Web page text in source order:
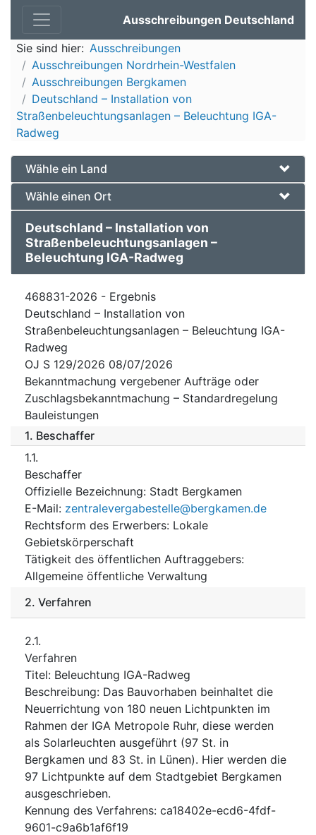
Ausschreibungen Deutschland
Sie sind hier: Ausschreibungen
Ausschreibungen Nordrhein-Westfalen
Ausschreibungen Bergkamen
Deutschland – Installation von
Straßenbeleuchtungsanlagen – Beleuchtung IGA-
Radweg
Wähle ein Land
Wähle einen Ort
Deutschland – Installation von
Straßenbeleuchtungsanlagen –
Beleuchtung IGA-Radweg
468831-2026 - Ergebnis
Deutschland – Installation von
Straßenbeleuchtungsanlagen – Beleuchtung IGA-
Radweg
OJ S 129/2026 08/07/2026
Bekanntmachung vergebener Aufträge oder
Zuschlagsbekanntmachung – Standardregelung
Bauleistungen
1. Beschaffer
1.1.
Beschaffer
Offizielle Bezeichnung: Stadt Bergkamen
E-Mail: zentralevergabestelle@bergkamen.de
Rechtsform des Erwerbers: Lokale
Gebietskörperschaft
Tätigkeit des öffentlichen Auftraggebers:
Allgemeine öffentliche Verwaltung
2. Verfahren
2.1.
Verfahren
Titel: Beleuchtung IGA-Radweg
Beschreibung: Das Bauvorhaben beinhaltet die
Neuerrichtung von 180 neuen Lichtpunkten im
Rahmen der IGA Metropole Ruhr, diese werden
als Solarleuchten ausgeführt (97 St. in
Bergkamen und 83 St. in Lünen). Hier werden die
97 Lichtpunkte auf dem Stadtgebiet Bergkamen
ausgeschrieben.
Kennung des Verfahrens: ca18402e-ecd6-4fdf-
9601-c9a6b1af6f19